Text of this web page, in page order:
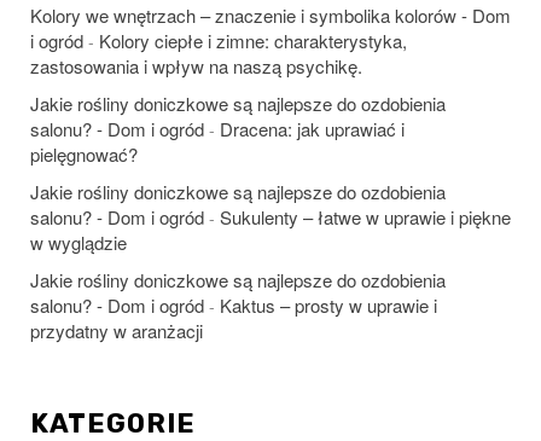
Kolory we wnętrzach – znaczenie i symbolika kolorów - Dom
i ogród - Kolory ciepłe i zimne: charakterystyka,
zastosowania i wpływ na naszą psychikę.
Jakie rośliny doniczkowe są najlepsze do ozdobienia
salonu? - Dom i ogród - Dracena: jak uprawiać i
pielęgnować?
Jakie rośliny doniczkowe są najlepsze do ozdobienia
salonu? - Dom i ogród - Sukulenty – łatwe w uprawie i piękne
w wyglądzie
Jakie rośliny doniczkowe są najlepsze do ozdobienia
salonu? - Dom i ogród - Kaktus – prosty w uprawie i
przydatny w aranżacji
KATEGORIE